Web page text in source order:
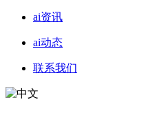
ai资讯
ai动态
联系我们